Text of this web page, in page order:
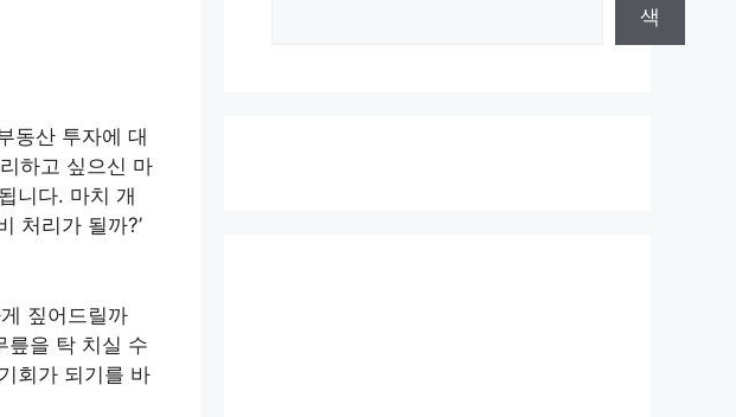
동산 투자에 대
하고 싶으신 마
니다. 마치 개
처리가 될까?’
짚어드릴까
릎을 탁 치실 수
회가 되기를 바
색